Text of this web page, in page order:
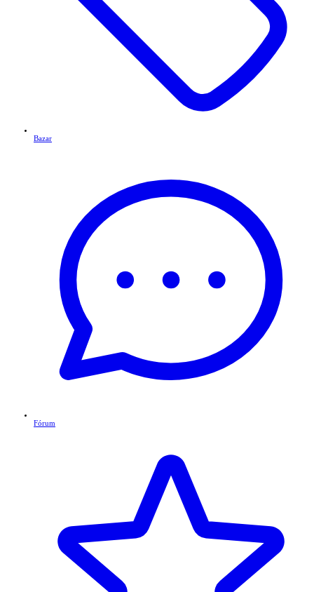
Bazar
Fórum